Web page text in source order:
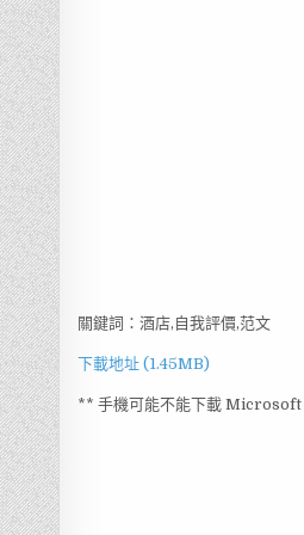
關鍵詞：酒店,自我評價,范文
下載地址 (1.45MB)
** 手機可能不能下載 Microsoft